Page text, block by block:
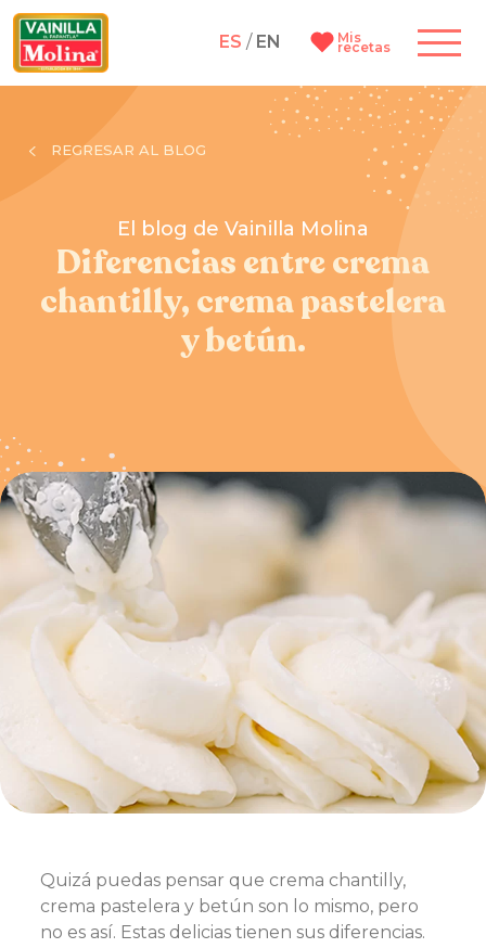
ES / EN Mis
recetas
REGRESAR AL BLOG
El blog de Vainilla Molina
Diferencias entre crema
chantilly, crema pastelera
y betún.
Quizá puedas pensar que crema chantilly,
crema pastelera y betún son lo mismo, pero
no es así. Estas delicias tienen sus diferencias.